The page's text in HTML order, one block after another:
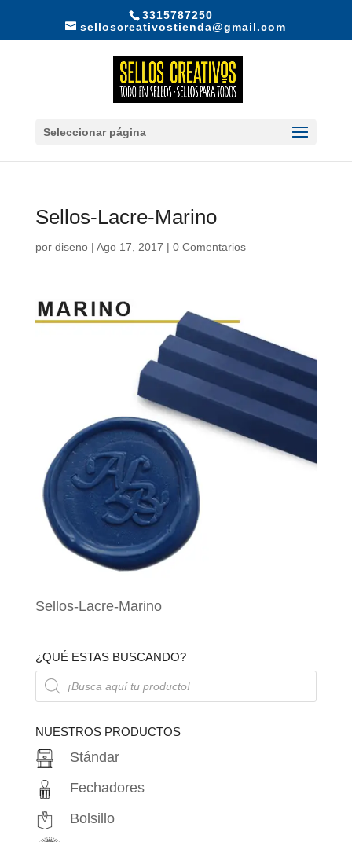
3315787250
selloscreativostienda@gmail.com
Seleccionar página
Sellos-Lacre-Marino
por diseno| Ago 17, 2017 | 0 Comentarios
Sellos-Lacre-Marino
¿QUÉ ESTAS BUSCANDO?
Búsqueda
de
productos
NUESTROS PRODUCTOS
Stándar
Fechadores
Bolsillo